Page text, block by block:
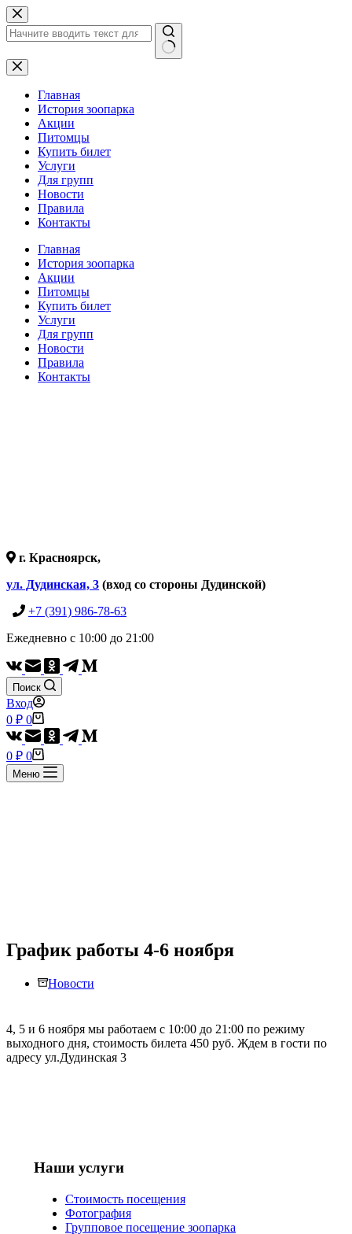
Перейти
к
сути
Ничего
не
найденоГлавная
История зоопарка
Акции
Питомцы
Купить билет
Услуги
Для групп
Новости
Правила
Контакты
Главная
История зоопарка
Акции
Питомцы
Купить билет
Услуги
Для групп
Новости
Правила
Контакты
г. Красноярск,
ул. Дудинская, 3 (вход со стороны Дудинской)
+7 (391) 986-78-63
Ежедневно с 10:00 до 21:00
Поиск
Вход
Корзина
0 ₽ 0
Корзина
0 ₽ 0
Меню
График работы 4-6 ноября
Новости
4, 5 и 6 ноября мы работаем с 10:00 до 21:00 по режиму
выходного дня, стоимость билета 450 руб. Ждем в гости по
адресу ул.Дудинская 3
Наши услуги
Стоимость посещения
Фотография
Групповое посещение зоопарка